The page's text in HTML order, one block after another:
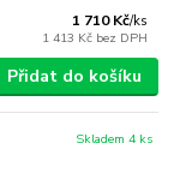
1 710 Kč/ks
1 413 Kč bez DPH
Přidat do košíku
Skladem 4 ks